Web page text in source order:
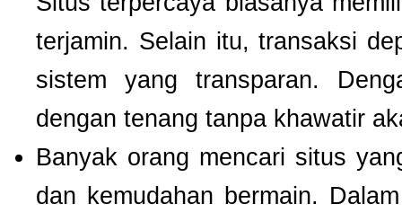
terjamin. Selain itu, transaksi
sistem yang transparan.
dengan tenang tanpa khawatir
Banyak orang mencari situs
dan kemudahan bermain.